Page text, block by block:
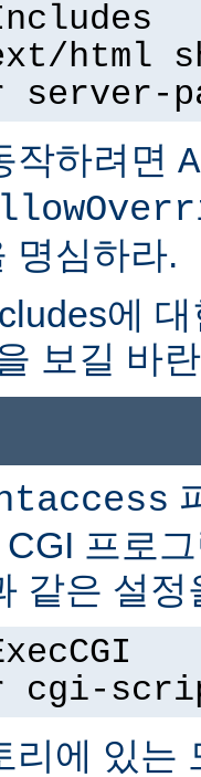
html
server-
작하려면
명심하라.
에
보길 바
프로
같은 설정
cgi-
리에 있는